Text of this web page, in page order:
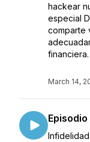
hackear
especial
comparte
financiera.
March 14,